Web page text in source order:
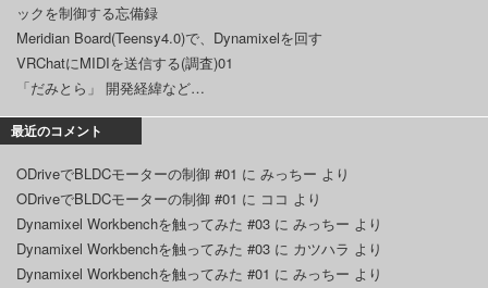
ックを制御する忘備録
Meridian Board(Teensy4.0)で、Dynamixelを回す
VRChatにMIDIを送信する(調査)01
「だみとら」 開発経緯など…
最近のコメント
ODriveでBLDCモーターの制御 #01 に みっちー より
ODriveでBLDCモーターの制御 #01 に ココ より
Dynamixel Workbenchを触ってみた #03 に みっちー より
Dynamixel Workbenchを触ってみた #03 に カツハラ より
Dynamixel Workbenchを触ってみた #01 に みっちー より